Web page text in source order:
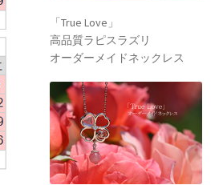
「True Love」
高品質ラピスラズリ
オーダーメイドネックレス